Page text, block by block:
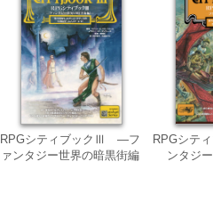
RPGシティブックⅢ ―フ
ァンタジー世界の暗黒街編
RPGシテ
ンタジ